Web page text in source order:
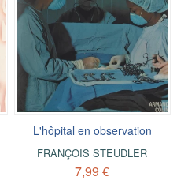
L'hôpital en observation
FRANÇOIS STEUDLER
7,99 €